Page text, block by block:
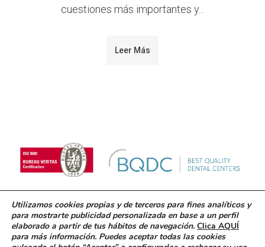
cuestiones más importantes y...
Leer Más
© 2018 Clínica Blanco Ramos. Inscrita en el registro
sanitario C-15-000832
Utilizamos cookies propias y de terceros para fines analíticos y
para mostrarte publicidad personalizada en base a un perfil
elaborado a partir de tus hábitos de navegación. Clica AQUÍ
para más información. Puedes aceptar todas las cookies